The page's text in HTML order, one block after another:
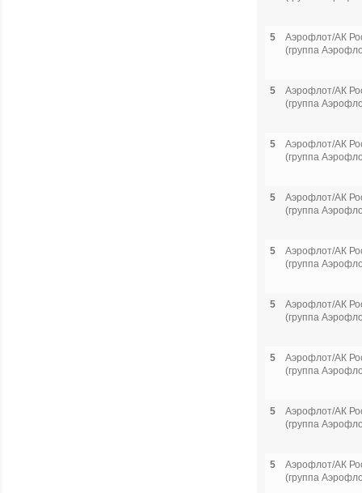
5
Аэрофлот/АК
(группа
5
Аэрофлот/АК
(группа
5
Аэрофлот/АК
(группа
5
Аэрофлот/АК
(группа
5
Аэрофлот/АК
(группа
5
Аэрофлот/АК
(группа
5
Аэрофлот/АК
(группа
5
Аэрофлот/АК
(группа
5
Аэрофлот/АК
(группа